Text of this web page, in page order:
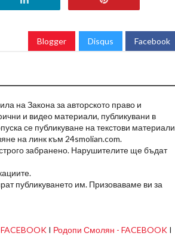
Blogger Disqus Facebook
на Закона за авторското право и
и видео материали, публикувани в
се публикуване на текстови материали
на линк към 24smolian.com.
забранено. Нарушителите ще бъдат
публикуването им. Призоваваме ви за
I Родопи Смолян - FACEBOOK I